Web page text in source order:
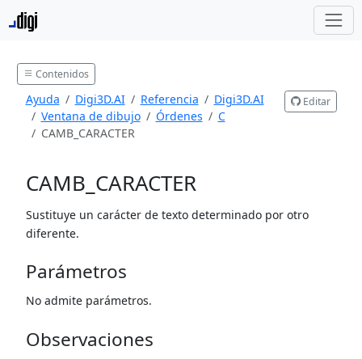
Contenidos
Ayuda Digi3D.AI Referencia
Digi3D.AI
Ventana de dibujo
Órdenes
C
CAMB_CARACTER
Editar
CAMB_CARACTER
Sustituye un carácter de texto determinado por otro
diferente.
Parámetros
No admite parámetros.
Observaciones